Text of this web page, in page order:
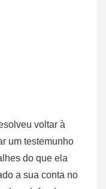
voltar à
um testemunho
do que ela
a sua conta no